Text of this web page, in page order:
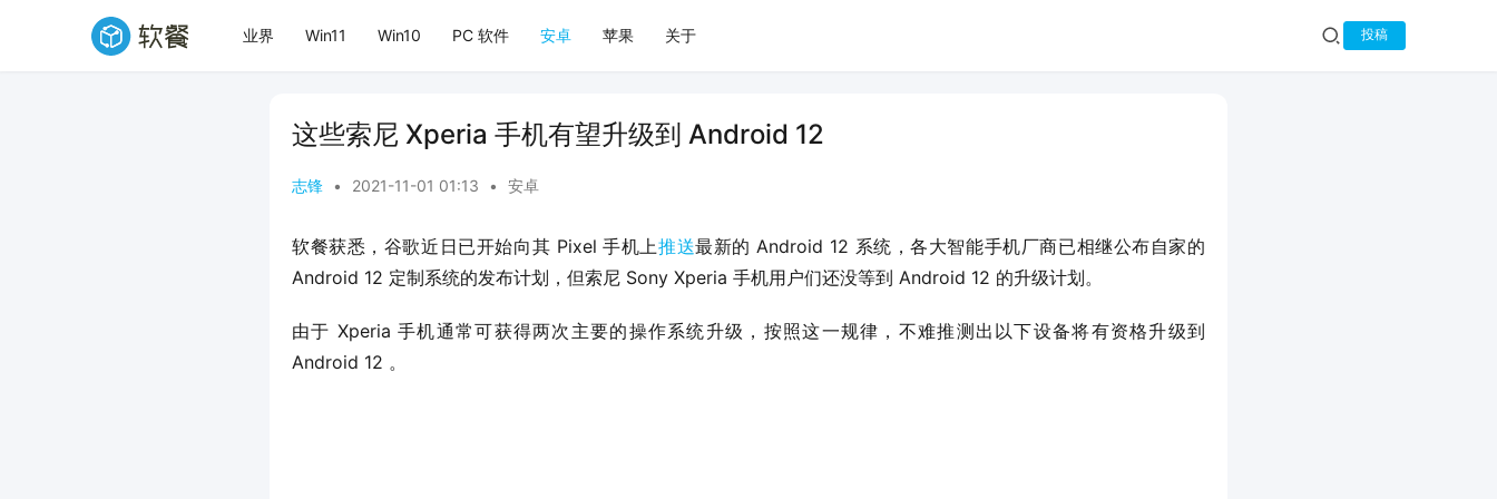
业界 Win11 Win10 PC 软件 安卓 苹果 关于 投稿
这些索尼 Xperia 手机有望升级到 Android 12
志锋 • 2021-11-01 01:13 • 安卓
软餐获悉，谷歌近日已开始向其 Pixel 手机上推送最新的 Android 12 系统，各大智能手机厂商已相继公布自家的
Android 12 定制系统的发布计划，但索尼 Sony Xperia 手机用户们还没等到 Android 12 的升级计划。
由于 Xperia 手机通常可获得两次主要的操作系统升级，按照这一规律，不难推测出以下设备将有资格升级到
Android 12 。